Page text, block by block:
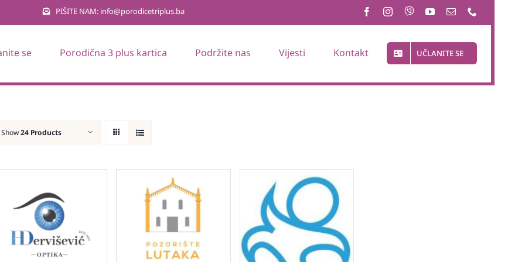
PIŠITE NAM: info@porodicetriplus.ba
se Porodična 3 plus kartica Podržite nas Vijesti Kontakt UČLANITE SE
Show24 Products